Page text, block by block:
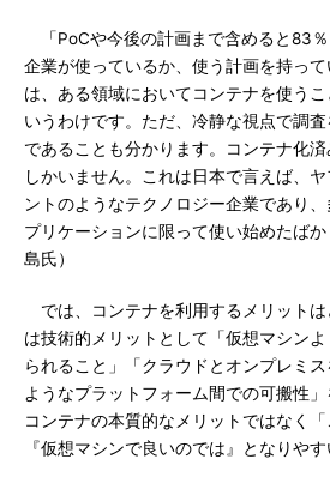
「PoCや今後の計画まで含めると83
企業が使っているか、使う計画を持っ
は、ある領域においてコンテナを使う
いうわけです。ただ、冷静な視点で調
であることも分かります。コンテナ化
しかいません。これは日本で言えば、
ントのようなテクノロジー企業であり
プリケーションに限って使い始めたば
島氏）
では、コンテナを利用するメリット
は技術的メリットとして「仮想マシン
られること」「クラウドとオンプレミ
ようなプラットフォーム間での可搬性
コンテナの本質的なメリットではなく
『仮想マシンで良いのでは』となりや